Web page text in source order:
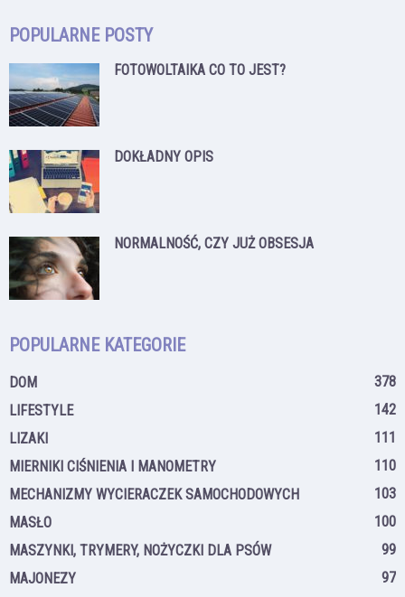
POPULARNE POSTY
FOTOWOLTAIKA CO TO JEST?
DOKŁADNY OPIS
NORMALNOŚĆ, CZY JUŻ OBSESJA
POPULARNE KATEGORIE
DOM
378
LIFESTYLE
142
LIZAKI
111
MIERNIKI CIŚNIENIA I MANOMETRY
110
MECHANIZMY WYCIERACZEK SAMOCHODOWYCH
103
MASŁO
100
MASZYNKI, TRYMERY, NOŻYCZKI DLA PSÓW
99
MAJONEZY
97